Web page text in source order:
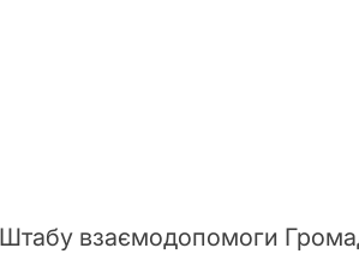
взаємодопомоги